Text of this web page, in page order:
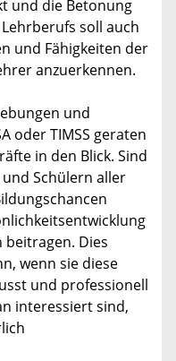
und die Betonung
soll auch
und Fähigkeiten der
anzuerkennen.
und
oder TIMSS geraten
in den Blick. Sind
Schülern aller
beitragen. Dies
wenn sie diese
und professionell
interessiert sind,